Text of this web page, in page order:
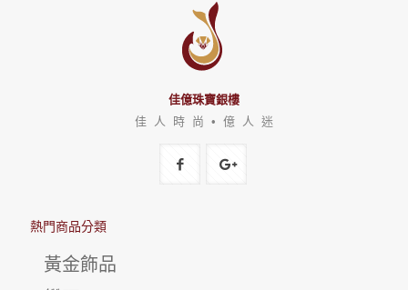
佳億珠寶銀樓
佳 人 時 尚 • 億 人 迷
熱門商品分類
黃金飾品